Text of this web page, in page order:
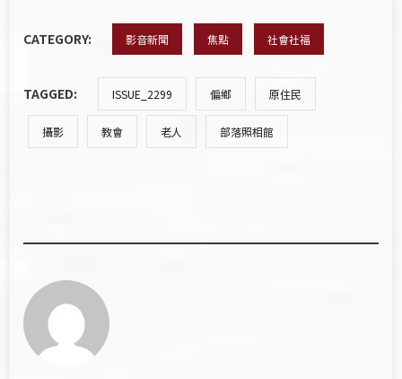
CATEGORY: 影音新聞 焦點 社會社福
TAGGED: ISSUE_2299 偏鄉 原住民
攝影 教會 老人 部落照相館